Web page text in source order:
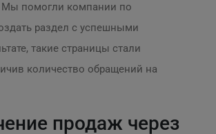
Мы помогли компании по
раздел с успешными
такие страницы стали
количество обращений на
продаж через